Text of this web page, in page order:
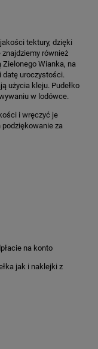
tektury, dzięki
również
Wianka, na
datę uroczystości.
użycia kleju. Pudełko
w lodówce.
i wręczyć je
za
na konto
jak i naklejki z